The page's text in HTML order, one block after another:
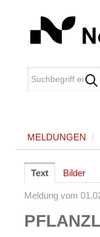
MEDIA
ÜBER UNS
KONTAKT
MELDUNGEN /
Text Bilder
Meldung vom